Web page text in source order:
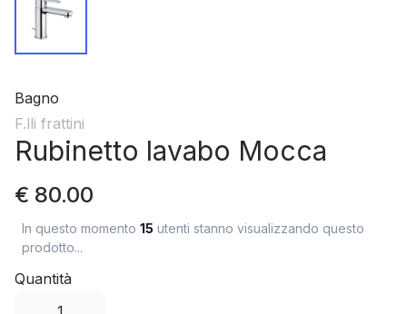
Bagno
F.lli frattini
Rubinetto lavabo Mocca
€ 80.00
In questo momento 15 utenti stanno visualizzando questo
prodotto...
Quantità